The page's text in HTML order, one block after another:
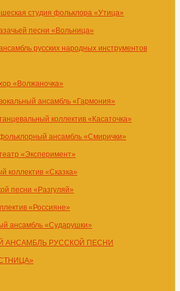
студия фольклора «Утица»
песни «Вольница»
русских народных инструментов
«Волжаночка»
ансамбль «Гармония»
коллектив «Касаточка»
ансамбль «Смирички»
«Эксперимент»
коллектив «Сказка»
песни «Разгуляй»
«Россияне»
ансамбль «Сударушки»
АНСАМБЛЬ РУССКОЙ ПЕСНИ